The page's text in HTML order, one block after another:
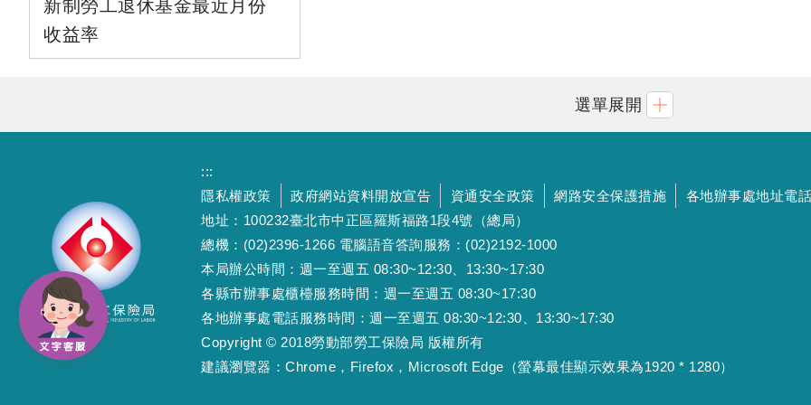
新制勞工退休基金最近月份
收益率
選單展開
:::
隱私權政策
政府網站資料開放宣告 資通安全政策 網路安全保護措施
各地辦事處地址電話
地址：100232臺北市中正區羅斯福路1段4號（總局）
總機：(02)2396-1266 電腦語音答詢服務：(02)2192-1000
本局辦公時間：週一至週五 08:30~12:30、13:30~17:30
各縣市辦事處櫃檯服務時間：週一至週五 08:30~17:30
各地辦事處電話服務時間：週一至週五 08:30~12:30、13:30~17:30
Copyright © 2018勞動部勞工保險局 版權所有
建議瀏覽器：Chrome，Firefox，Microsoft Edge（螢幕最佳顯示效果為1920 * 1280）